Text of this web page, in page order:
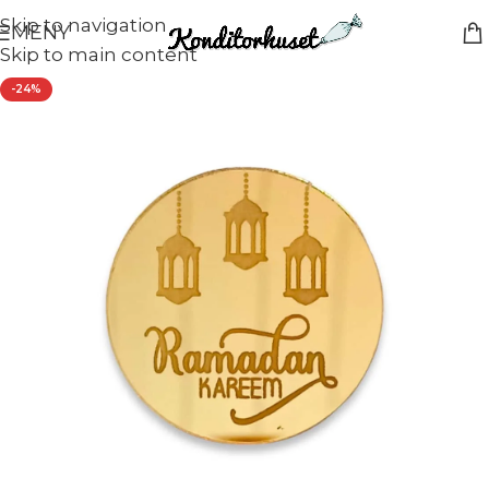
Skip to navigation
Skip to main content
MENY
-24%